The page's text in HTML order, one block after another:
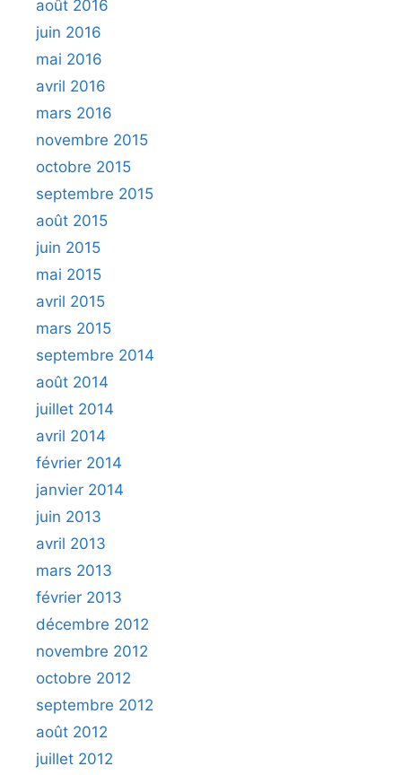
août 2016
juin 2016
mai 2016
avril 2016
mars 2016
novembre 2015
octobre 2015
septembre 2015
août 2015
juin 2015
mai 2015
avril 2015
mars 2015
septembre 2014
août 2014
juillet 2014
avril 2014
février 2014
janvier 2014
juin 2013
avril 2013
mars 2013
février 2013
décembre 2012
novembre 2012
octobre 2012
septembre 2012
août 2012
juillet 2012